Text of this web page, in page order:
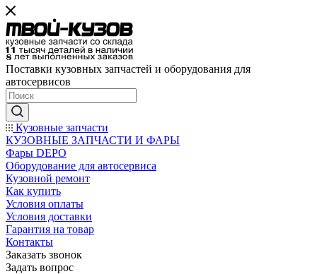
Поставки кузовных запчастей и оборудования для
автосервисов
Кузовные запчасти
КУЗОВНЫЕ ЗАПЧАСТИ И ФАРЫ
Фары DEPO
Оборудование для автосервиса
Кузовной ремонт
Как купить
Условия оплаты
Условия доставки
Гарантия на товар
Контакты
Заказать звонок
Задать вопрос